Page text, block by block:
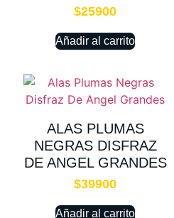
$25900
Añadir al carrito
ALAS PLUMAS
NEGRAS DISFRAZ
DE ANGEL GRANDES
$39900
Añadir al carrito